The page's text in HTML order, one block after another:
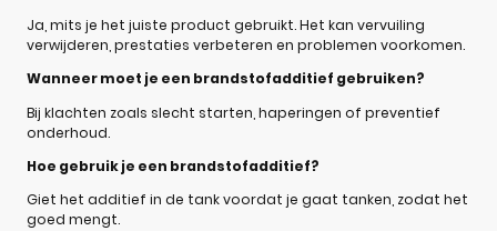
Ja, mits je het juiste product gebruikt. Het kan vervuiling
verwijderen, prestaties verbeteren en problemen voorkomen.
Wanneer moet je een brandstofadditief gebruiken?
Bij klachten zoals slecht starten, haperingen of preventief
onderhoud.
Hoe gebruik je een brandstofadditief?
Giet het additief in de tank voordat je gaat tanken, zodat het
goed mengt.